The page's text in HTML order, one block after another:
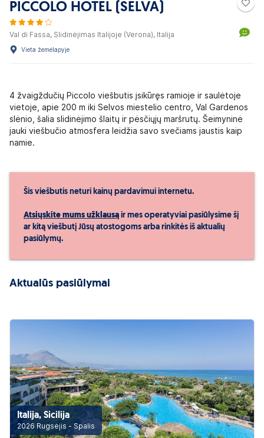
PICCOLO HOTEL (SELVA)
Val di Fassa, Slidinėjimas Italijoje (Verona), Italija
Vieta žemėlapyje
4 žvaigždučių Piccolo viešbutis įsikūręs ramioje ir saulėtoje
vietoje, apie 200 m iki Selvos miestelio centro, Val Gardenos
slėnio, šalia slidinėjimo šlaitų ir pėsčiųjų maršrutų. Šeimyninė
jauki viešbučio atmosfera leidžia savo svečiams jaustis kaip
namie.
Šis viešbutis neturi kainų pardavimui internetu.
Atsiųskite mums užklausą ir mes operatyviai pasiūlysime šį
ar kitą viešbutį Jūsų atostogoms arba rinkitės iš aktualių
pasiūlymų.
Aktualūs pasiūlymai
Italija, Sicilija
2026 Rugsėjis - Spalis